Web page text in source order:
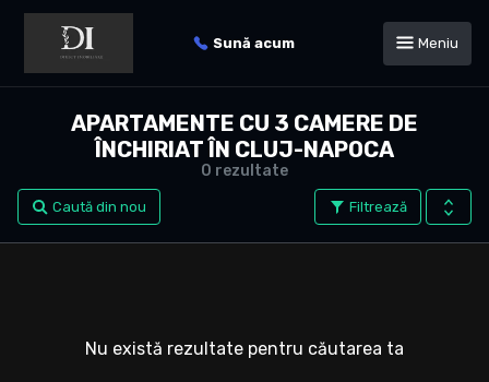
Sună acum Meniu
0 rezultate
APARTAMENTE CU 3 CAMERE DE
ÎNCHIRIAT ÎN CLUJ-NAPOCA
Filtrează
Caută din nou
Nu există rezultate pentru căutarea ta